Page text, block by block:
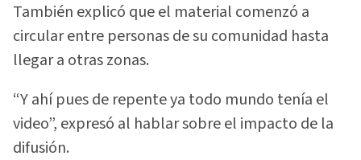
También explicó que el material comenzó a
circular entre personas de su comunidad hasta
llegar a otras zonas.
“Y ahí pues de repente ya todo mundo tenía el
video”, expresó al hablar sobre el impacto de la
difusión.